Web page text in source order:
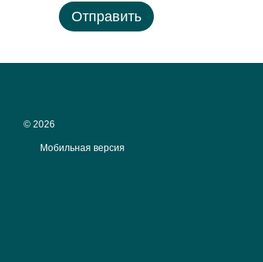
Отправить
© 2026
Мобильная версия